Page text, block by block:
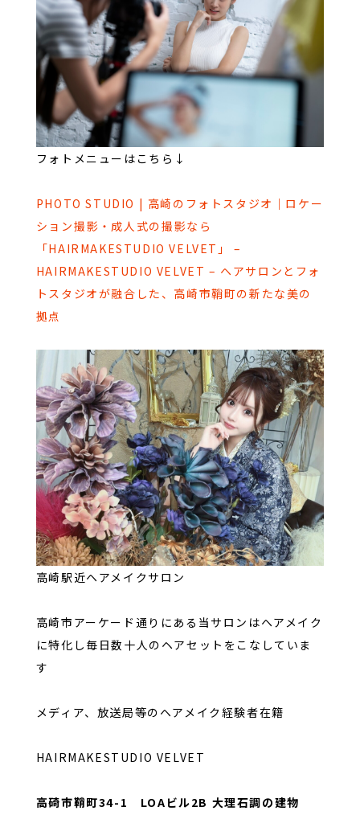
フォトメニューはこちら↓
PHOTO STUDIO | 高崎のフォトスタジオ｜ロケー
ション撮影・成人式の撮影なら
「HAIRMAKESTUDIO VELVET」 –
HAIRMAKESTUDIO VELVET – ヘアサロンとフォ
トスタジオが融合した、高崎市鞘町の新たな美の
拠点
高崎駅近ヘアメイクサロン
高崎市アーケード通りにある当サロンはヘアメイク
に特化し毎日数十人のヘアセットをこなしていま
す
メディア、放送局等のヘアメイク経験者在籍
HAIRMAKESTUDIO VELVET
高碕市鞘町34-1 LOAビル2B 大理石調の建物